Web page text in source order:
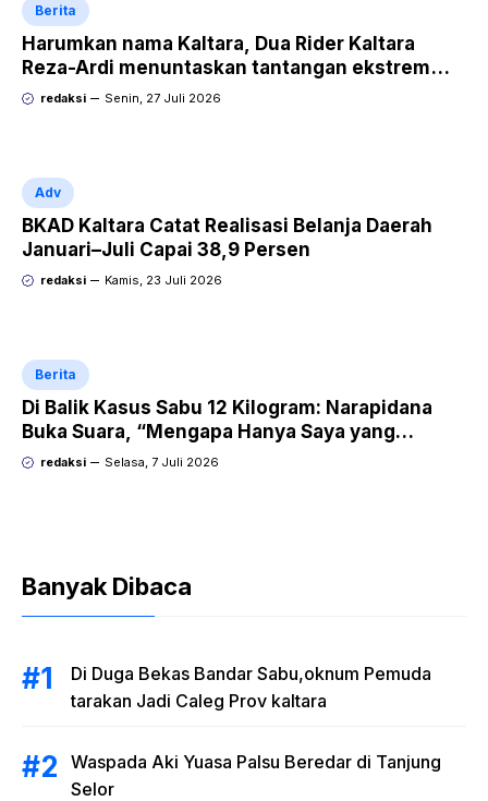
Berita
Harumkan nama Kaltara, Dua Rider Kaltara
Reza-Ardi menuntaskan tantangan ekstrem
Audax Malang 300 KM
redaksi Senin, 27 Juli 2026
Adv
BKAD Kaltara Catat Realisasi Belanja Daerah
Januari–Juli Capai 38,9 Persen
redaksi Kamis, 23 Juli 2026
Berita
Di Balik Kasus Sabu 12 Kilogram: Narapidana
Buka Suara, “Mengapa Hanya Saya yang
Dipecat dan Dipidana?
redaksi Selasa, 7 Juli 2026
Banyak Dibaca
Di Duga Bekas Bandar Sabu,oknum Pemuda
tarakan Jadi Caleg Prov kaltara
Waspada Aki Yuasa Palsu Beredar di Tanjung
Selor